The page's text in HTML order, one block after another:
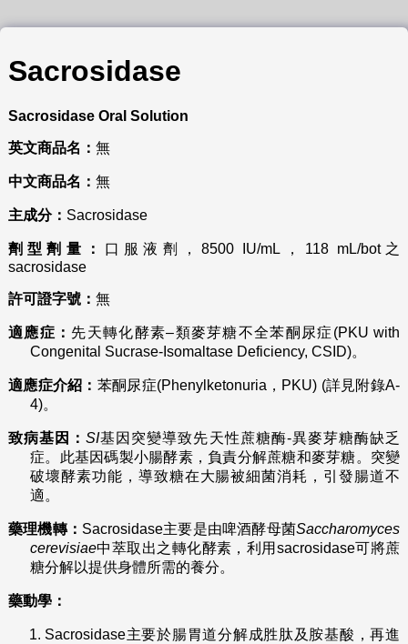
Sacrosidase
Sacrosidase Oral Solution
英文商品名 ： 無
中文商品名 ： 無
主成分： Sacrosidase
劑型劑量 ： 口服液劑，8500 IU/mL，118 mL/bot之
sacrosidase
許可證字號 ： 無
適應症 ： 先天轉化酵素–類麥芽糖不全苯酮尿症(PKU with
Congenital Sucrase-Isomaltase Deficiency, CSID)。
適應症介紹： 苯酮尿症(Phenylketonuria，PKU) (詳見附錄A-
4)。
致病基因：SI基因突變導致先天性蔗糖酶-異麥芽糖酶缺乏
症。此基因碼製小腸酵素，負責分解蔗糖和麥芽糖。突變
破壞酵素功能，導致糖在大腸被細菌消耗，引發腸道不
適。
藥理機轉： Sacrosidase主要是由啤酒酵母菌Saccharomyces
cerevisiae中萃取出之轉化酵素，利用sacrosidase可將蔗
糖分解以提供身體所需的養分。
藥動學：
Sacrosidase主要於腸胃道分解成胜肽及胺基酸，再進